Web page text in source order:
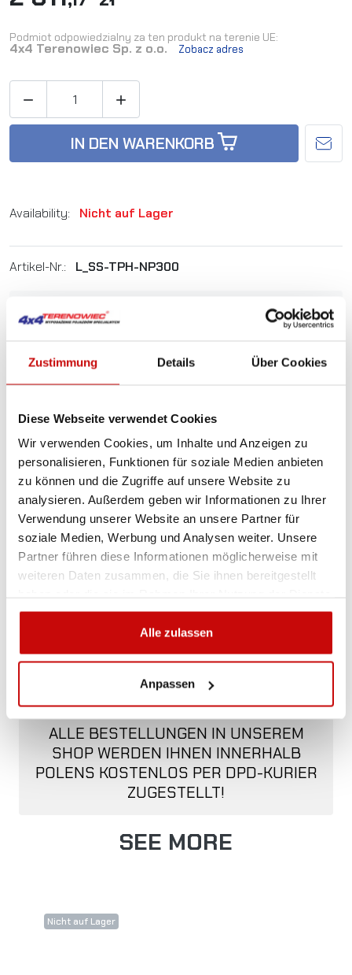
Zustimmung Details Über Cookies
Diese Webseite verwendet Cookies
Wir verwenden Cookies, um Inhalte und Anzeigen zu
personalisieren, Funktionen für soziale Medien anbieten
zu können und die Zugriffe auf unsere Website zu
analysieren. Außerdem geben wir Informationen zu Ihrer
Verwendung unserer Website an unsere Partner für
soziale Medien, Werbung und Analysen weiter. Unsere
Partner führen diese Informationen möglicherweise mit
weiteren Daten zusammen, die Sie ihnen bereitgestellt
gesammelt haben.
Alle zulassen
Anpassen
Podmiot odpowiedzialny za ten produkt na terenie UE:
4x4 Terenowiec Sp. z o.o. Zobacz adres
 
IN DEN WARENKORB
Availability: Nicht auf Lager
Artikel-Nr.: L_SS-TPH-NP300
Sie sind sich nicht sicher, welches Produkt
am besten geeignet ist? Rufen Sie uns an,
wir beraten Sie gern.
+48 12 266 27 54
Lieferrichtlinie
Rückgabebestimmungen
Datenschutzrichtlinie
Beschreibung
Trittbretter Triumph
Nissan NP300 2016+
KOSTENLOSER VERSAND!
ALLE BESTELLUNGEN IN UNSEREM
SHOP WERDEN IHNEN INNERHALB
POLENS KOSTENLOS PER DPD-KURIER
ZUGESTELLT!
SEE MORE
Nicht auf Lager